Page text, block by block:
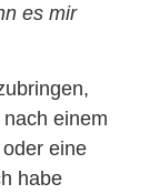
es mir
einem
eine
habe